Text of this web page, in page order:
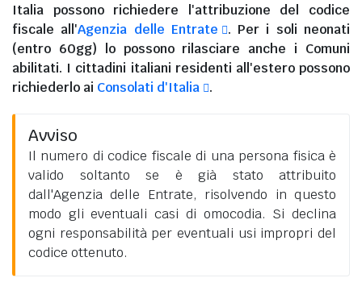
Italia possono richiedere l'attribuzione del codice
fiscale all'Agenzia delle Entrate
. Per i soli neonati
(entro 60gg) lo possono rilasciare anche i Comuni
abilitati. I cittadini italiani residenti all'esteropossono
richiederlo ai Consolati d'Italia .
Avviso
Il numero di codice fiscale di una persona fisica è
valido soltanto se è già stato attribuito
dall'Agenzia delle Entrate, risolvendo in questo
modo gli eventuali casi di omocodia. Si declina
ogni responsabilità per eventuali usi impropri del
codice ottenuto.